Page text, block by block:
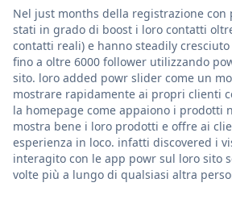
Nel just months della registrazione con
stati in grado di boost i loro contatti
contatti reali) e hanno steadily
fino a oltre 6000 follower utilizzando
sito. loro added powr slider come un
mostrare rapidamente ai propri clienti
la homepage come appaiono i prodotti
mostra bene i loro prodotti e offre ai
esperienza in loco. infatti discovered i
interagito con le app powr sul loro sito
volte più a lungo di qualsiasi altra